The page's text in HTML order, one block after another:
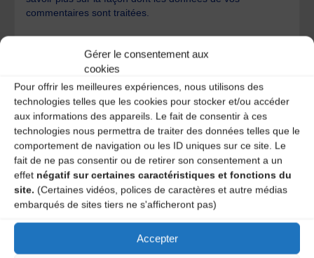
Gérer le consentement aux
cookies
Pour offrir les meilleures expériences, nous utilisons des
technologies telles que les cookies pour stocker et/ou accéder
aux informations des appareils. Le fait de consentir à ces
technologies nous permettra de traiter des données telles que le
comportement de navigation ou les ID uniques sur ce site. Le
fait de ne pas consentir ou de retirer son consentement a un
effet négatif sur certaines caractéristiques et fonctions du
site. (Certaines vidéos, polices de caractères et autre médias
embarqués de sites tiers ne s'afficheront pas)
Accepter
commentaires sont traitées.
A DECOUVRIR :